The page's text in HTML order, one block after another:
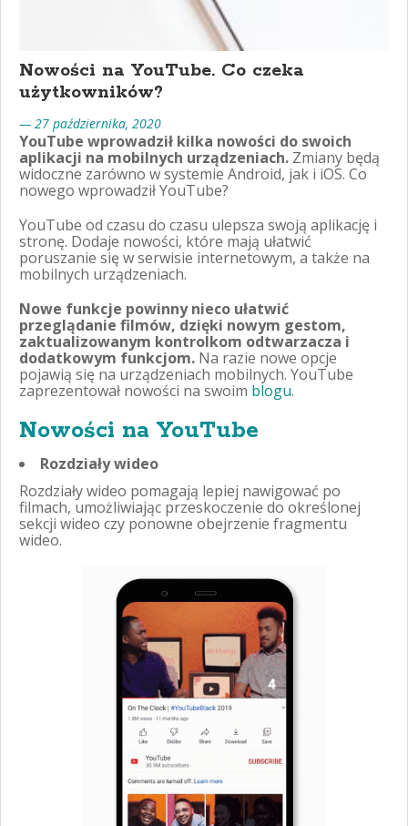
Nowości na YouTube. Co czeka
użytkowników?
— 27 października, 2020
YouTube wprowadził kilka nowości do swoich
aplikacji na mobilnych urządzeniach. Zmiany będą
widoczne zarówno w systemie Android, jak i iOS. Co
nowego wprowadził YouTube?
YouTube od czasu do czasu ulepsza swoją aplikację i
stronę. Dodaje nowości, które mają ułatwić
poruszanie się w serwisie internetowym, a także na
mobilnych urządzeniach.
Nowe funkcje powinny nieco ułatwić
przeglądanie filmów, dzięki nowym gestom,
zaktualizowanym kontrolkom odtwarzacza i
dodatkowym funkcjom. Na razie nowe opcje
pojawią się na urządzeniach mobilnych. YouTube
zaprezentował nowości na swoim blogu.
Nowości na YouTube
Rozdziały wideo
Rozdziały wideo pomagają lepiej nawigować po
filmach, umożliwiając przeskoczenie do określonej
sekcji wideo czy ponowne obejrzenie fragmentu
wideo.